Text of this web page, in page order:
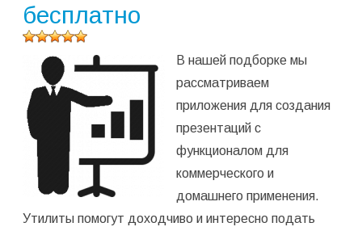
бесплатно
Оцените
программу
(136
оценок,
среднее:
4,97
В нашей подборке мы
рассматриваем
приложения для создания
презентаций с
функционалом для
коммерческого и
домашнего применения.
Утилиты помогут доходчиво и интересно подать